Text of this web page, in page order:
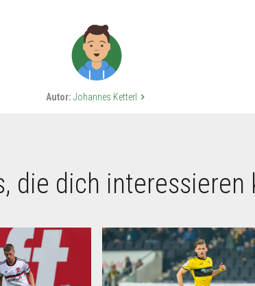
Autor: Johannes Ketterl keyboard_arrow_right
die dich interessieren